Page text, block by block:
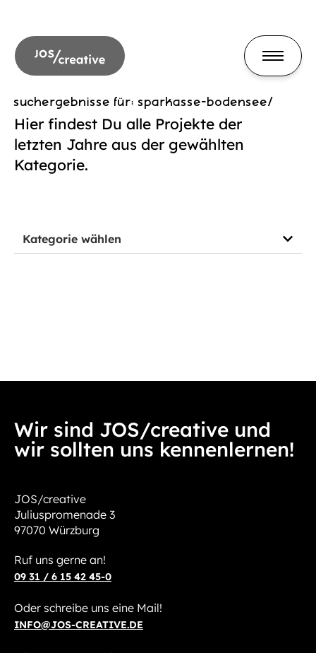
suchergebnisse für: sparkasse-bodensee/
Hier findest Du alle Projekte der
letzten Jahre aus der gewählten
Kategorie.
Kategorie wählen
Wir sind JOS/creative und
wir sollten uns kennenlernen!
JOS/creative
Juliuspromenade 3
97070 Würzburg
Ruf uns gerne an!
09 31 / 6 15 42 45-0
Oder schreibe uns eine Mail!
INFO@JOS-CREATIVE.DE